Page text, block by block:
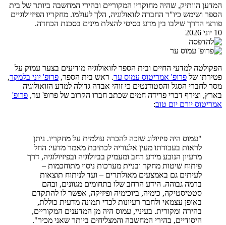
המדען הוותיק, שהיה מחוקריו המקוריים ובהירי המחשבה ביותר של בית
הספר ושימש כיו"ר החברה לזואולוגיה, הלך לעולמו. מחקריו הפיזיולוגיים
פורצי הדרך שילבו בין מדע בסיסי להצלת מינים בסכנת הכחדה.
10 יוני 2026
הפקולטה למדעי החיים ובית הספר לזואולוגיה מודיעים בצער עמוק על
פטירתו של פרופ' אמריטוס עמוס ער. ראש בית הספר, פרופ' יוני בלמקר,
מסר לחברי הסגל והסטודנטים כי זוהי אבדה גדולה למדע הזואולוגיה
בארץ, וצירף דברי פרידה חמים שכתב חברו הקרוב של פרופ' ער, פרופ'
אמריטוס יורם יום טוב:
"עמוס היה פיזיולוג שזכה להכרה עולמית על מחקריו. ניתן
לראות בעבודתו מעין אלגוריה לכתיבת מאמר מדעי: החל
מרעיון הנובע מידע רחב ומעמיק בביולוגיה ובפיזיולוגיה, דרך
פיתוח שיטות מחקר ובניית מערכות ניסוי מתוחכמות –
לעיתים גם באמצעים מאולתרים – ועד לניתוח תוצאות
ברמה גבוהה. הידע הרחב שלו בתחומים מגוונים, ובהם
סטטיסטיקה, כימיה, ביוכימיה ופיזיקה, אפשר לו להתקדם
באופן עצמאי ולחבר רעיונות לכדי תמונה מדעית כוללת,
בהירה ומקורית. בעיניי, עמוס היה מן המדענים המקוריים,
היסודיים, בהירי המחשבה והמצליחים ביותר שאני מכיר".